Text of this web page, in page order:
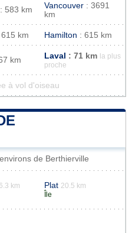
: 583 km Vancouver : 3691
km
615 km Hamilton : 615 km
km Laval : 71 km
la plus
proche
à vol d'oiseau
de Berthierville
6.3 km
Plat 20.5 km
Île